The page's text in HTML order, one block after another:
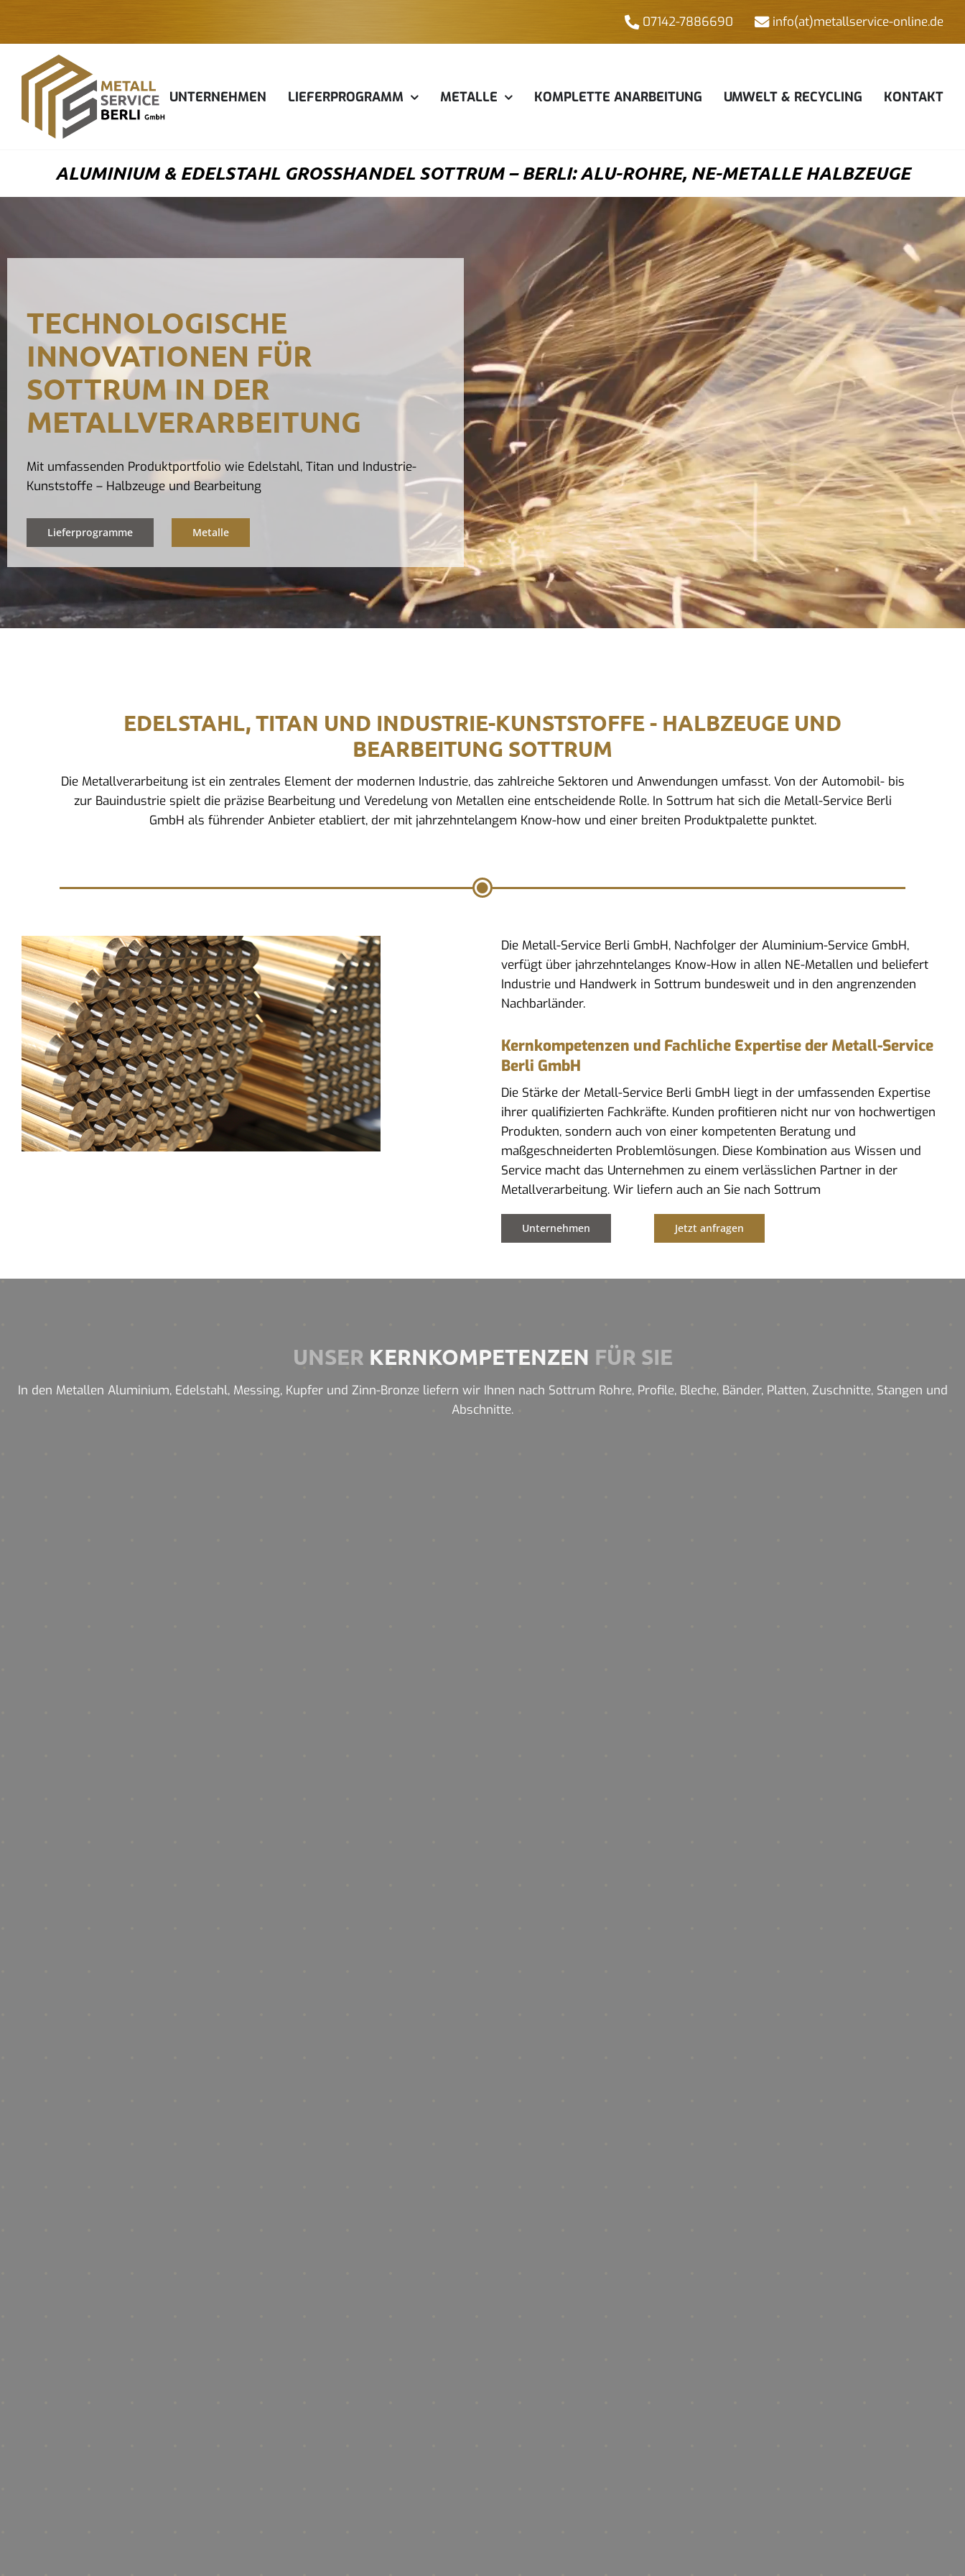
springen
07142-7886690 info(at)metallservice-online.de
UNTERNEHMEN LIEFERPROGRAMM METALLE KOMPLETTE ANARBEITUNG UMWELT & RECYCLING KONTAKT
ALUMINIUM & EDELSTAHL GROSSHANDEL SOTTRUM – BERLI: ALU-ROHRE, NE-METALLE HALBZEUGE
TECHNOLOGISCHE
INNOVATIONEN FÜR
SOTTRUM IN DER
METALLVERARBEITUNG
Mit umfassenden Produktportfolio wie Edelstahl, Titan und Industrie-
Kunststoffe – Halbzeuge und Bearbeitung
Lieferprogramme Metalle
EDELSTAHL, TITAN UND INDUSTRIE-KUNSTSTOFFE - HALBZEUGE UND
BEARBEITUNG SOTTRUM
Die Metallverarbeitung ist ein zentrales Element der modernen Industrie, das zahlreiche Sektoren und Anwendungen umfasst. Von der Automobil- bis
zur Bauindustrie spielt die präzise Bearbeitung und Veredelung von Metallen eine entscheidende Rolle. In Sottrum hat sich die Metall-Service Berli
GmbH als führender Anbieter etabliert, der mit jahrzehntelangem Know-how und einer breiten Produktpalette punktet.
Die Metall-Service Berli GmbH, Nachfolger der Aluminium-Service GmbH,
verfügt über jahrzehntelanges Know-How in allen NE-Metallen und beliefert
Industrie und Handwerk in Sottrum bundesweit und in den angrenzenden
Nachbarländer.
Kernkompetenzen und Fachliche Expertise der Metall-Service
Berli GmbH
Die Stärke der Metall-Service Berli GmbH liegt in der umfassenden Expertise
ihrer qualifizierten Fachkräfte. Kunden profitieren nicht nur von hochwertigen
Produkten, sondern auch von einer kompetenten Beratung und
maßgeschneiderten Problemlösungen. Diese Kombination aus Wissen und
Service macht das Unternehmen zu einem verlässlichen Partner in der
Metallverarbeitung. Wir liefern auch an Sie nach Sottrum
Unternehmen Jetzt anfragen
UNSER KERNKOMPETENZEN FÜR SIE
In den Metallen Aluminium, Edelstahl, Messing, Kupfer und Zinn-Bronze liefern wir Ihnen nach Sottrum Rohre, Profile, Bleche, Bänder, Platten, Zuschnitte, Stangen und
Abschnitte.